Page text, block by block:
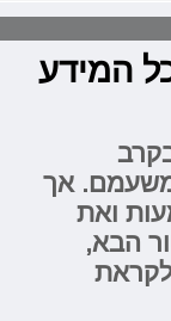
המידע
אך
ואת
הבא,